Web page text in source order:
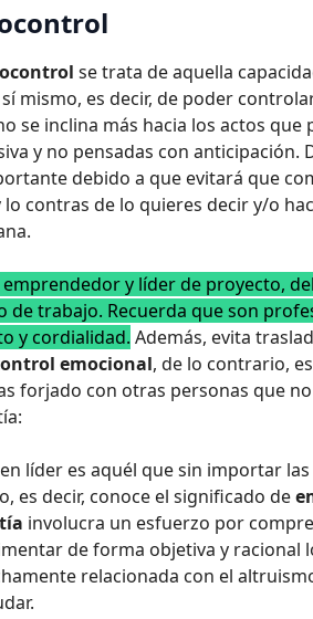
se trata de aquella
mismo, es decir, de poder
se inclina más hacia los actos
y no pensadas con anticipación.
debido a que evitará que
lo contras de lo quieres decir y/o
emprendedor y líder de proyecto,
de trabajo. Recuerda que son
y cordialidad. Además, evita
emocional, de lo contrario,
forjado con otras personas que
líder es aquél que sin importar
es decir, conoce el significado de
involucra un esfuerzo por
de forma objetiva y racional
relacionada con el